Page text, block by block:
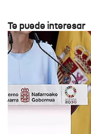
Te puede interesar